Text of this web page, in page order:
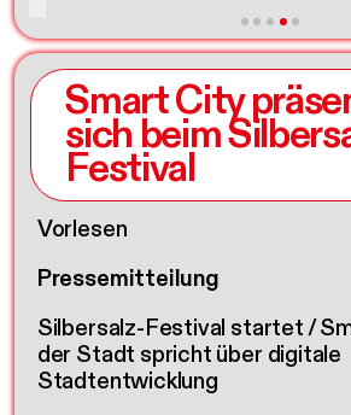
Smart City
sich beim
Festival
Vorlesen
Pressemitteilung
Silbersalz-Festival startet /
der Stadt spricht über digitale
Stadtentwicklung